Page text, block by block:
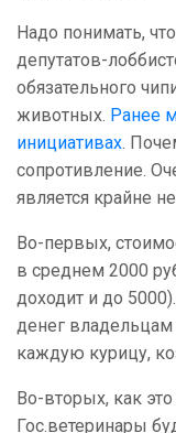
Надо понимать,
депутатов-
обязательного
животных. Ранее
инициативах.
сопротивление.
является крайне
Во-первых,
в среднем 2000
доходит и до
денег владельцам
каждую курицу,
Во-вторых, как
Гос.ветеринары